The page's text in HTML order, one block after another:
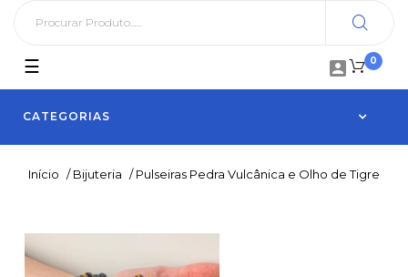
0

CATEGORIAS
Toggle
navigation
☰
Início / Bijuteria / Pulseiras Pedra Vulcânica e Olho de Tigre